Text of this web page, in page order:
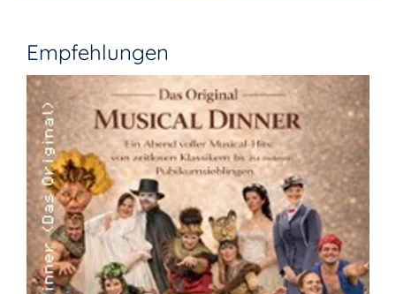
Empfehlungen